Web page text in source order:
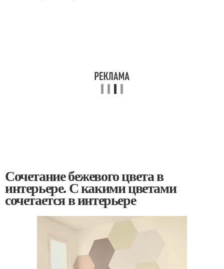
Сочетание бежевого цвета в
интерьере. С какими цветами
сочетается в интерьере